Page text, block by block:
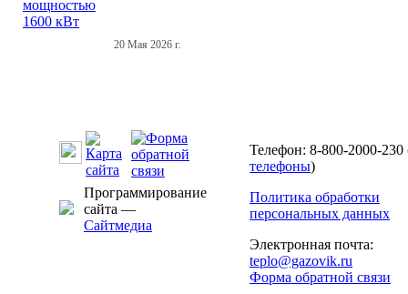
20 Мая 2026 г.
Программирование
сайта —
Сайтмедиа
Телефон: 8-800-2000-230
телефоны)
Политика обработки
персональных данных
Электронная почта:
teplo@gazovik.ru
Форма обратной связи